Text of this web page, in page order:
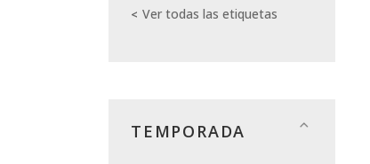
Ver todas las etiquetas
TEMPORADA